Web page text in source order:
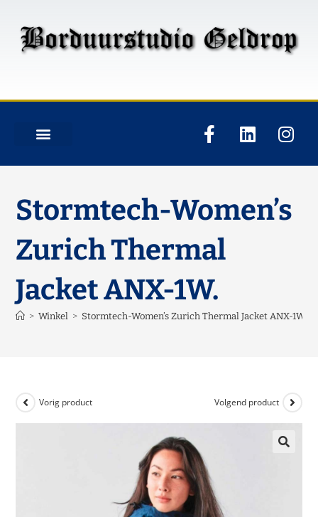
Stormtech-Women’s
Zurich Thermal
Jacket ANX-1W.
> Winkel > Stormtech-Women’s Zurich Thermal Jacket ANX-1W.
Vorig product Volgend product